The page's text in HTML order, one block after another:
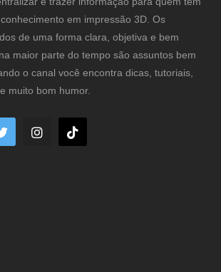
em impressão 3D. Os
de uma forma clara, objetiva e bem
maior parte do tempo são assuntos bem
o canal você encontra dicas, tutoriais,
muito bom humor.